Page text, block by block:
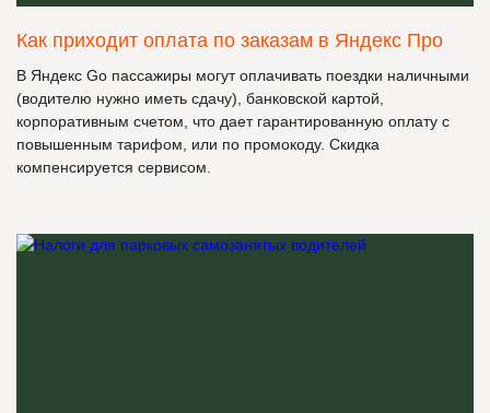
Как приходит оплата по заказам в Яндекс Про
В Яндекс Go пассажиры могут оплачивать поездки наличными
(водителю нужно иметь сдачу), банковской картой,
корпоративным счетом, что дает гарантированную оплату с
повышенным тарифом, или по промокоду. Скидка
компенсируется сервисом.